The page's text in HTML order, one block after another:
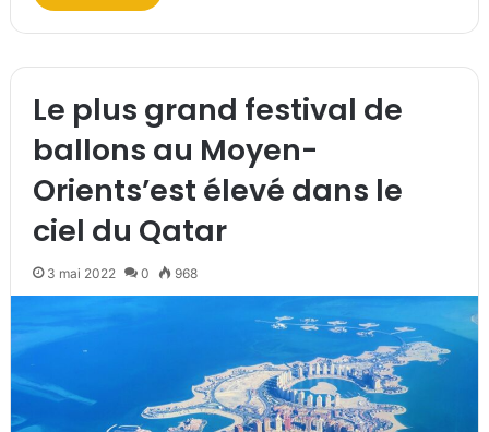
Le plus grand festival de
ballons au Moyen-
Orients’est élevé dans le
ciel du Qatar
3 mai 2022 0 968